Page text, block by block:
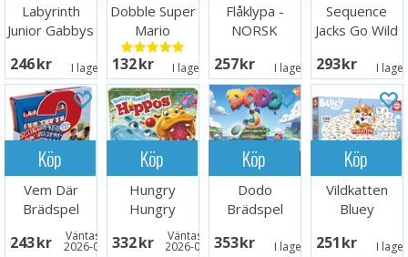
Labyrinth
Junior Gabbys
246 SEK I lager: 2
Dobble Super
Mario
Brädspel
132 SEK I lager: 6
Flåklypa -
NORSK
257 SEK I lager: 8
Sequence
Jacks Go Wild
293 SEK I
Köp
Vem Där
Brädspel
243 SEK Väntas in:
2026-08-15
Köp
Hungry
Hungry
Hippos
Brädspel
332 SEK Väntas in:
2026-08-26
Köp
Dodo
Brädspel
353 SEK I lager: 1
Köp
Vildkatten
Bluey
251 SEK I